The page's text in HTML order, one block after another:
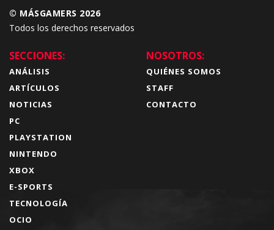
© MÁSGAMERS 2026
Todos los derechos reservados
SECCIONES:
ANÁLISIS
ARTÍCULOS
NOTICIAS
PC
PLAYSTATION
NINTENDO
XBOX
E-SPORTS
TECNOLOGÍA
OCIO
NOSOTROS:
QUIÉNES SOMOS
STAFF
CONTACTO